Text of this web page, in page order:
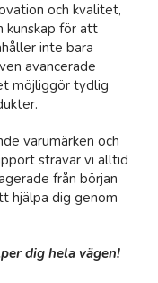
och kvalitet,
kunskap för att
inte bara
avancerade
möjliggör tydlig
varumärken och
strävar vi alltid
från början
hjälpa dig genom
dig hela vägen!